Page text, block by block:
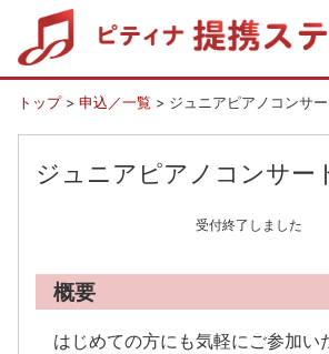
トップ> 申込／一覧 > ジュニアピアノコンサ
ジュニアピアノコンサー
受付終了しました
概要
はじめての方にも気軽にご参加い